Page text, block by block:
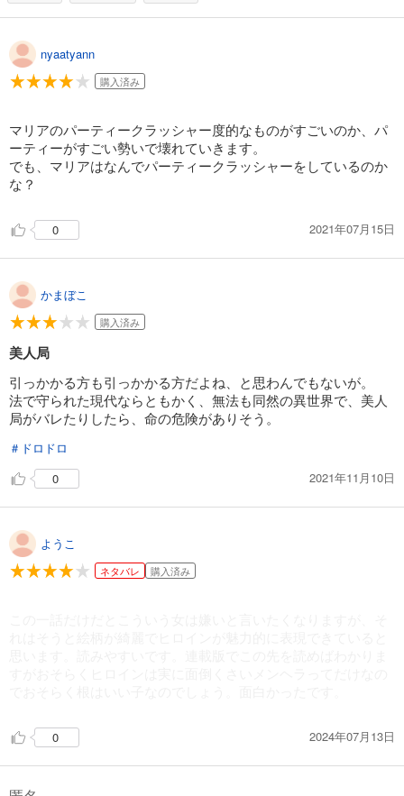
nyaatyann
購入済み
マリアのパーティークラッシャー度的なものがすごいのか、パ
ーティーがすごい勢いで壊れていきます。
でも、マリアはなんでパーティークラッシャーをしているのか
な？
0 2021年07月15日
かまぼこ
購入済み
美人局
引っかかる方も引っかかる方だよね、と思わんでもないが。
法で守られた現代ならともかく、無法も同然の異世界で、美人
局がバレたりしたら、命の危険がありそう。
＃ドロドロ
0
2021年11月10日
ようこ
ネタバレ 購入済み
0 2024年07月13日